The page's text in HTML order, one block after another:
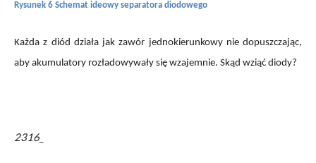
Rysunek 6 Schemat ideowy separatora diodowego
Każda z diód działa jak zawór jednokierunkowy nie dopuszczając,
aby akumulatory rozładowywały się wzajemnie. Skąd wziąć diody?
2316_